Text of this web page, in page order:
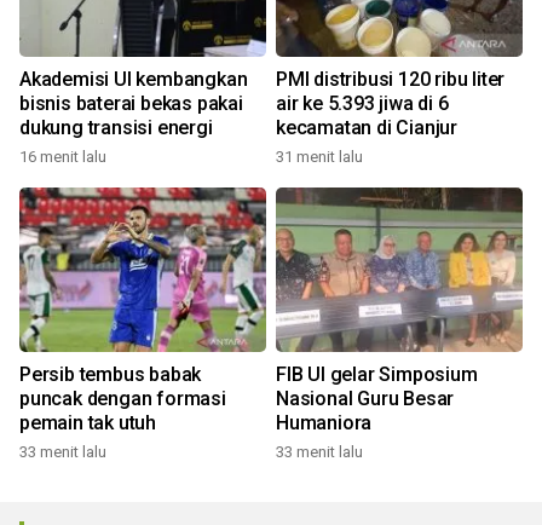
Akademisi UI kembangkan
bisnis baterai bekas pakai
dukung transisi energi
16 menit lalu
PMI distribusi 120 ribu liter
air ke 5.393 jiwa di 6
kecamatan di Cianjur
31 menit lalu
Persib tembus babak
puncak dengan formasi
pemain tak utuh
33 menit lalu
FIB UI gelar Simposium
Nasional Guru Besar
Humaniora
33 menit lalu